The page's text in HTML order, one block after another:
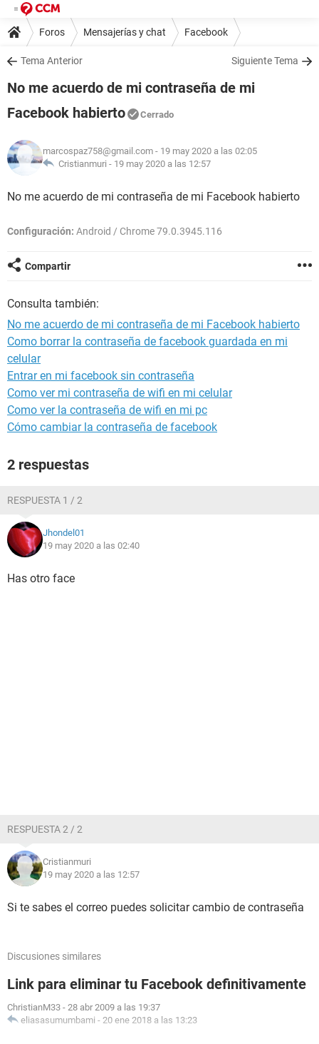
Foros Mensajerías y chat Facebook
Tema Anterior Siguiente Tema
No me acuerdo de mi contraseña de mi
Facebook habierto
Cerrado
marcospaz758@gmail.com - 19 may 2020 a las 02:05
Cristianmuri - 19 may 2020 a las 12:57
No me acuerdo de mi contraseña de mi Facebook habierto
Configuración: Android / Chrome 79.0.3945.116
Compartir
Consulta también:
No me acuerdo de mi contraseña de mi Facebook habierto
Como borrar la contraseña de facebook guardada en mi
celular
Entrar en mi facebook sin contraseña
Como ver mi contraseña de wifi en mi celular
Como ver la contraseña de wifi en mi pc
Cómo cambiar la contraseña de facebook
2 respuestas
RESPUESTA 1 / 2
Jhondel01
19 may 2020 a las 02:40
Has otro face
RESPUESTA 2 / 2
Cristianmuri
19 may 2020 a las 12:57
Si te sabes el correo puedes solicitar cambio de contraseña
Discusiones similares
Link para eliminar tu Facebook definitivamente
ChristianM33 - 28 abr 2009 a las 19:37
eliasasumumbami - 20 ene 2018 a las 13:23